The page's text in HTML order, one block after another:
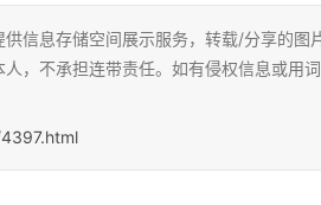
信息存储空间展示服务，转载/分享的图
，不承担连带责任。如有侵权信息或用